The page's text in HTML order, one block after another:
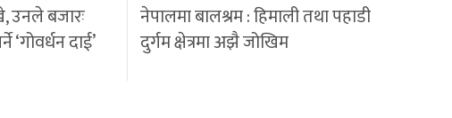
बजारः
‘गोवर्धन दाई’
नेपालमा बालश्रम : हिमाली तथा पहाडी
दुर्गम क्षेत्रमा अझै जोखिम